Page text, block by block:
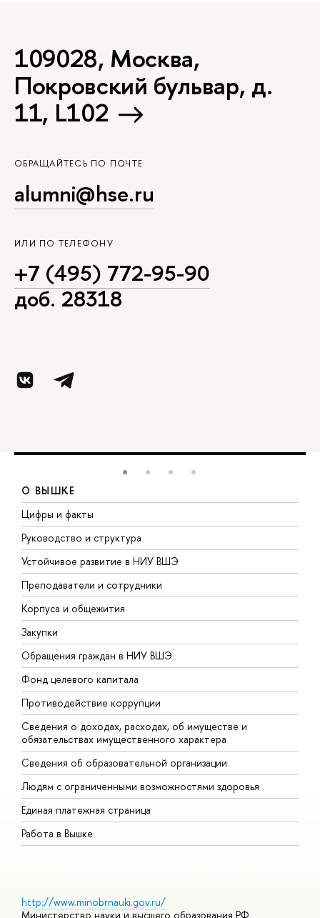
109028, Москва,
Покровский бульвар, д.
11, L102
ОБРАЩАЙТЕСЬ ПО ПОЧТЕ
alumni@hse.ru
ИЛИ ПО ТЕЛЕФОНУ
+7 (495) 772-95-90
доб. 28318
О ВЫШКЕ
Цифры и факты
Руководство и структура
Устойчивое развитие в НИУ ВШЭ
Преподаватели и сотрудники
Корпуса и общежития
Закупки
Обращения граждан в НИУ ВШЭ
Фонд целевого капитала
Противодействие коррупции
Сведения о доходах, расходах, об имуществе и
обязательствах имущественного характера
Сведения об образовательной организации
Людям с ограниченными возможностями здоровья
Единая платежная страница
Работа в Вышке
http://www.minobrnauki.gov.ru/
Министерство науки и высшего образования РФ